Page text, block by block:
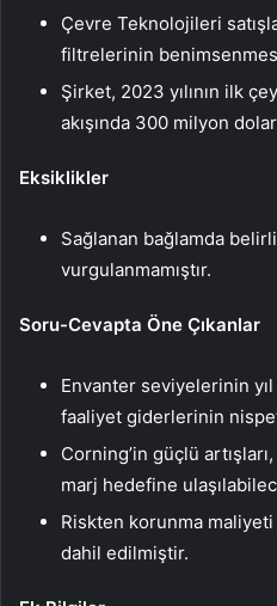
Çevre Teknolojileri
filtrelerinin
Şirket, 2023 yılının ilk
akışında 300 milyon
Eksiklikler
Sağlanan bağlamda
vurgulanmamıştır.
Soru-Cevapta Öne Çıkanlar
Envanter seviyelerinin yıl
faaliyet giderlerinin
Corning’in güçlü
marj hedefine
Riskten korunma
dahil edilmiştir.